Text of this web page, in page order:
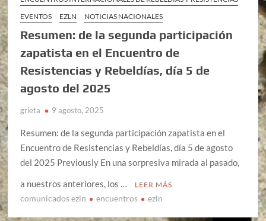
EVENTOS
EZLN NOTICIAS NACIONALES
Resumen: de la segunda participación
zapatista en el Encuentro de
Resistencias y Rebeldías, día 5 de
agosto del 2025
grieta 9 agosto, 2025
Resumen: de la segunda participación zapatista en el
Encuentro de Resistencias y Rebeldías, día 5 de agosto
del 2025 Previously En una sorpresiva mirada al pasado,
a nuestros anteriores, los …
LEER MÁS
comunicados ezln encuentros ezln